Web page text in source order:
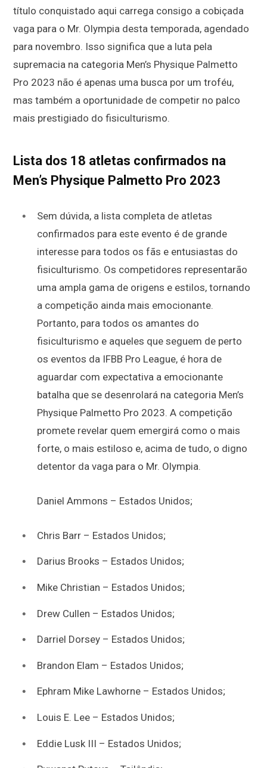
título conquistado aqui carrega consigo a cobiçada
vaga para o Mr. Olympia desta temporada, agendado
para novembro. Isso significa que a luta pela
supremacia na categoria Men’s Physique Palmetto
Pro 2023 não é apenas uma busca por um troféu,
mas também a oportunidade de competir no palco
mais prestigiado do fisiculturismo.
Lista dos 18 atletas confirmados na
Men’s Physique Palmetto Pro 2023
Sem dúvida, a lista completa de atletas
confirmados para este evento é de grande
interesse para todos os fãs e entusiastas do
fisiculturismo. Os competidores representarão
uma ampla gama de origens e estilos, tornando
a competição ainda mais emocionante.
Portanto, para todos os amantes do
fisiculturismo e aqueles que seguem de perto
os eventos da IFBB Pro League, é hora de
aguardar com expectativa a emocionante
batalha que se desenrolará na categoria Men’s
Physique Palmetto Pro 2023. A competição
promete revelar quem emergirá como o mais
forte, o mais estiloso e, acima de tudo, o digno
detentor da vaga para o Mr. Olympia.
Daniel Ammons – Estados Unidos;
Chris Barr – Estados Unidos;
Darius Brooks – Estados Unidos;
Mike Christian – Estados Unidos;
Drew Cullen – Estados Unidos;
Darriel Dorsey – Estados Unidos;
Brandon Elam – Estados Unidos;
Ephram Mike Lawhorne – Estados Unidos;
Louis E. Lee – Estados Unidos;
Eddie Lusk III – Estados Unidos;